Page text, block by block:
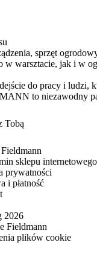
sprzęt
w warsztacie, jak i w
do pracy i ludzi,
to niezawodny
Tobą
sklepu internetowego
prywatności
i płatność
2026
Fieldmann
plików cookie